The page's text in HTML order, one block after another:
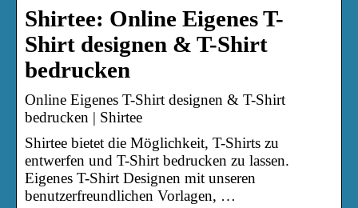
Shirtee: Online Eigenes T-
Shirt designen & T-Shirt
bedrucken
Online Eigenes T-Shirt designen & T-Shirt
bedrucken | Shirtee
Shirtee bietet die Möglichkeit, T-Shirts zu
entwerfen und T-Shirt bedrucken zu lassen.
Eigenes T-Shirt Designen mit unseren
benutzerfreundlichen Vorlagen, …